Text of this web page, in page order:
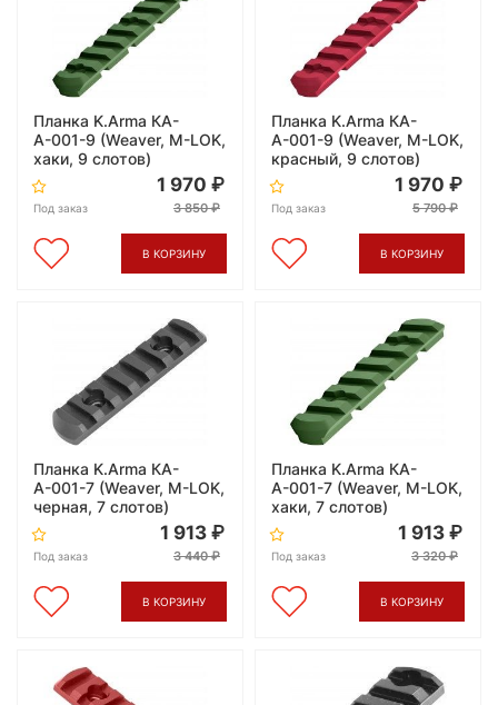
Планка K.Arma КА-
А-001-9 (Weaver, M-LOK,
хаки, 9 слотов)
Под заказ
1 970
3 850
В КОРЗИНУ
Планка K.Arma КА-
А-001-9 (Weaver, M-LOK,
красный, 9 слотов)
Под заказ
1 970
5 790
В КОРЗИНУ
Планка K.Arma КА-
А-001-7 (Weaver, M-LOK,
черная, 7 слотов)
Под заказ
1 913
3 440
В КОРЗИНУ
Планка K.Arma КА-
А-001-7 (Weaver, M-LOK,
хаки, 7 слотов)
Под заказ
1 913
3 320
В КОРЗИНУ